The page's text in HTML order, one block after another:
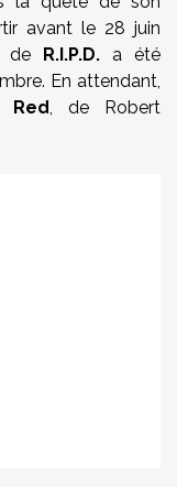
avant le 28 juin
de R.I.P.D. a été
En attendant,
Red, de Robert